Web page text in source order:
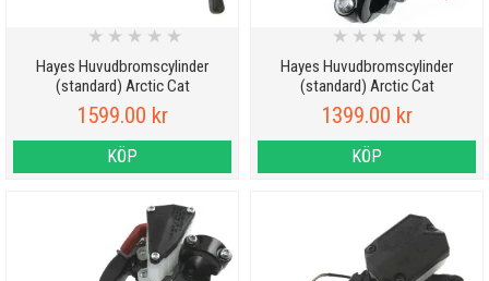
Hayes Huvudbromscylinder
(standard) Arctic Cat
★ ★ ★ ★ ★
1599.00 kr
KÖP
Hayes Huvudbromscylinder
(standard) Arctic Cat
★ ★ ★ ★ ★
1399.00 kr
KÖP